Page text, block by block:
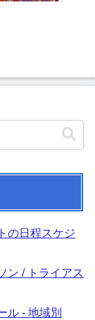
の日程スケジ
ン / トライアス
ル - 地域別